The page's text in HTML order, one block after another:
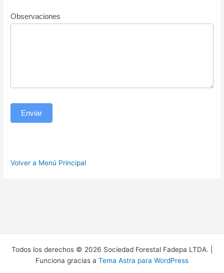
Observaciones
Enviar
Volver a Menú Principal
Todos los derechos © 2026 Sociedad Forestal Fadepa LTDA. |
Funciona gracias a Tema Astra para WordPress